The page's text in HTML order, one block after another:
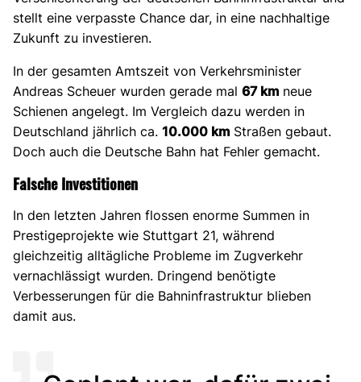
stellt eine verpasste Chance dar, in eine nachhaltige
Zukunft zu investieren.
In der gesamten Amtszeit von Verkehrsminister
Andreas Scheuer wurden gerade mal 67 km neue
Schienen angelegt. Im Vergleich dazu werden in
Deutschland jährlich ca. 10.000 km Straßen gebaut.
Doch auch die Deutsche Bahn hat Fehler gemacht.
Falsche Investitionen
In den letzten Jahren flossen enorme Summen in
Prestigeprojekte wie Stuttgart 21, während
gleichzeitig alltägliche Probleme im Zugverkehr
vernachlässigt wurden. Dringend benötigte
Verbesserungen für die Bahninfrastruktur blieben
damit aus.